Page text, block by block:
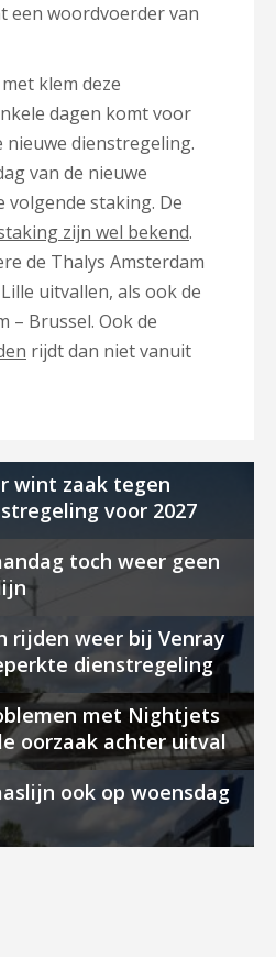
een woordvoerder van
klem deze
dagen komt voor
nieuwe dienstregeling.
van de nieuwe
volgende staking. De
zijn wel bekend.
de Thalys Amsterdam
uitvallen, als ook de
– Brussel. Ook de
rijdt dan niet vanuit
wint zaak tegen
voor 2027
toch weer geen
rijden weer bij Venray
dienstregeling
met Nightjets
oorzaak achter uitval
ook op woensdag